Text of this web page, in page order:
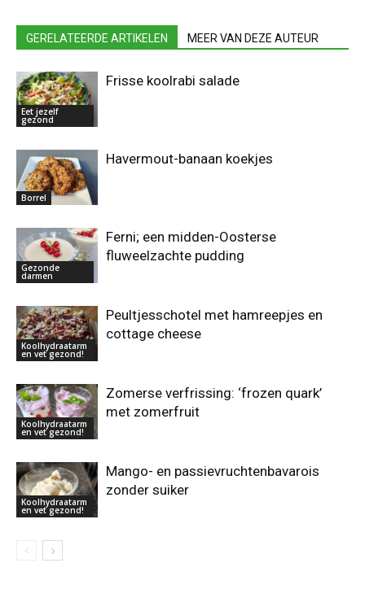
GERELATEERDE ARTIKELEN MEER VAN DEZE AUTEUR
Eet jezelf
gezond
Frisse koolrabi salade
Borrel
Havermout-banaan koekjes
Gezonde
darmen
Ferni; een midden-Oosterse
fluweelzachte pudding
Koolhydraatarm
en vet gezond!
Peultjesschotel met hamreepjes en
cottage cheese
Koolhydraatarm
en vet gezond!
Zomerse verfrissing: ‘frozen quark’
met zomerfruit
Koolhydraatarm
en vet gezond!
Mango- en passievruchtenbavarois
zonder suiker